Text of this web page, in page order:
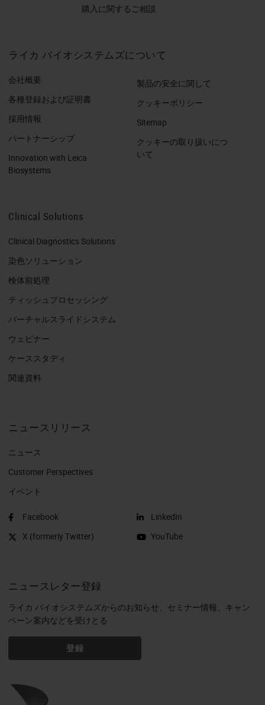
購入に関するご相談
ライカ バイオシステムズについて
会社概要
各種登録および証明書
採用情報
パートナーシップ
Innovation with Leica
Biosystems
製品の安全に関して
クッキーポリシー
Sitemap
クッキーの取り扱いにつ
いて
Clinical Solutions
Clinical Diagnostics Solutions
染色ソリューション
検体前処理
ティッシュプロセッシング
バーチャルスライドシステム
ウェビナー
ケーススタディ
関連資料
ニュースリリース
ニュース
Customer Perspectives​
イベント
Facebook
X (formerly Twitter)
LinkedIn
YouTube
ニュースレター登録
ライカ バイオシステムズからのお知らせ、セミナー情報、キャン
ペーン案内などを受けとる
登録